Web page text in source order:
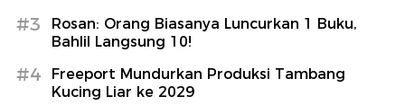
#3
Rosan: Orang Biasanya Luncurkan 1 Buku,
Bahlil Langsung 10!
#4
Freeport Mundurkan Produksi Tambang
Kucing Liar ke 2029